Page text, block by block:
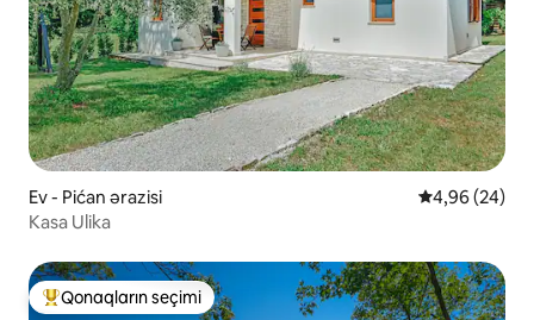
Ev - Pićan ərazisi Ortalama
4,96 (24)
Kasa Ulika
Populyar "Qonaqların seçimi"
Qonaqların seçimi